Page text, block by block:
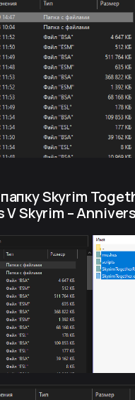
Skyrim
Skyrim –